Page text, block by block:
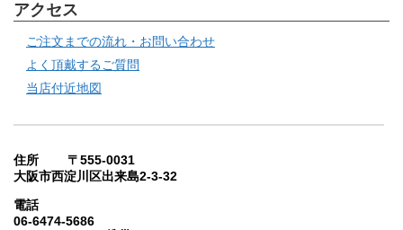
アクセス
ご注文までの流れ・お問い合わせ
よく頂戴するご質問
当店付近地図
住所 〒555-0031
大阪市西淀川区出来島2-3-32
電話
06-6474-5686